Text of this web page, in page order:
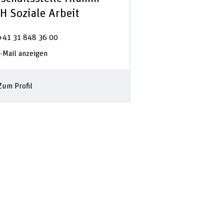
Soziale Arbeit
31 848 36 00
Mail anzeigen
Profil